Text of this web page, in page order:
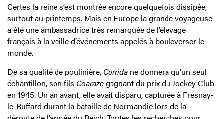
Certes la reine s’est montrée encore quelquefois dissipée,
surtout au printemps. Mais en Europe la grande voyageuse
a été une ambassadrice très remarquée de l’élevage
français à la veille d’événements appelés à bouleverser le
monde.
De sa qualité de poulinière, Corrida ne donnera qu’un seul
échantillon, son fils Coarazegagnant du prix du Jockey Club
en 1945. Un an avant, elle avait disparu, capturée à Fresnay-
le-Buffard durant la bataille de Normandie lors de la